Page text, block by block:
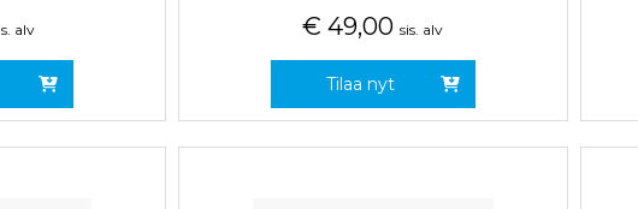
alv € 49,00 sis. alv
Tilaa nyt